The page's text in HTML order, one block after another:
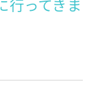
行ってきま